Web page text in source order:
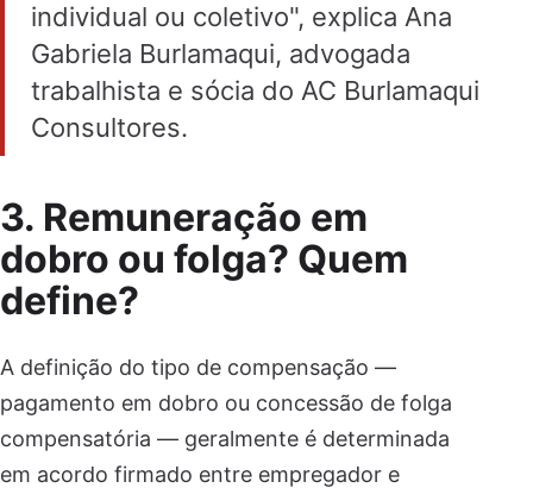
individual ou coletivo", explica Ana
Gabriela Burlamaqui, advogada
trabalhista e sócia do AC Burlamaqui
Consultores.
3. Remuneração em
dobro ou folga? Quem
define?
A definição do tipo de compensação —
pagamento em dobro ou concessão de folga
compensatória — geralmente é determinada
em acordo firmado entre empregador e